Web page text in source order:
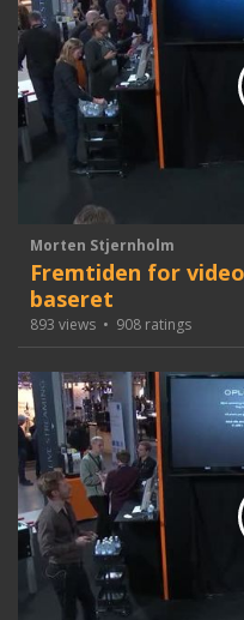
Morten Stjernholm
Fremtiden for
baseret
893 views • 908 ratings